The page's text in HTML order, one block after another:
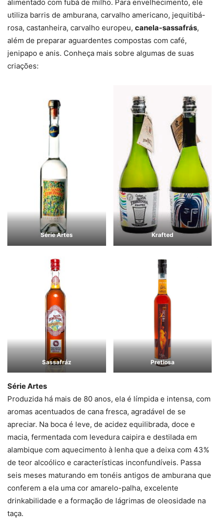
alimentado com fubá de milho. Para envelhecimento, ele
utiliza barris de amburana, carvalho americano, jequitibá-
rosa, castanheira, carvalho europeu, canela-sassafrás,
além de preparar aguardentes compostas com café,
jenipapo e anis. Conheça mais sobre algumas de suas
criações:
Série Artes Krafted
Sassafráz Pretiosa
Série Artes
Produzida há mais de 80 anos, ela é límpida e intensa, com
aromas acentuados de cana fresca, agradável de se
apreciar. Na boca é leve, de acidez equilibrada, doce e
macia, fermentada com levedura caipira e destilada em
alambique com aquecimento à lenha que a deixa com 43%
de teor alcoólico e características inconfundíveis. Passa
seis meses maturando em tonéis antigos de amburana que
conferem a ela uma cor amarelo-palha, excelente
drinkabilidade e a formação de lágrimas de oleosidade na
taça.